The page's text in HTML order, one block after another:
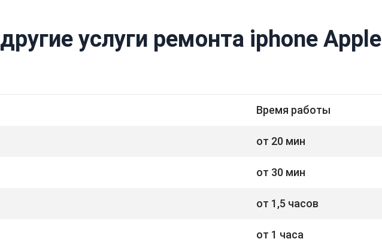
услуги ремонта iphone Apple
Время работы
от 20 мин
от 30 мин
от 1,5 часов
от 1 часа